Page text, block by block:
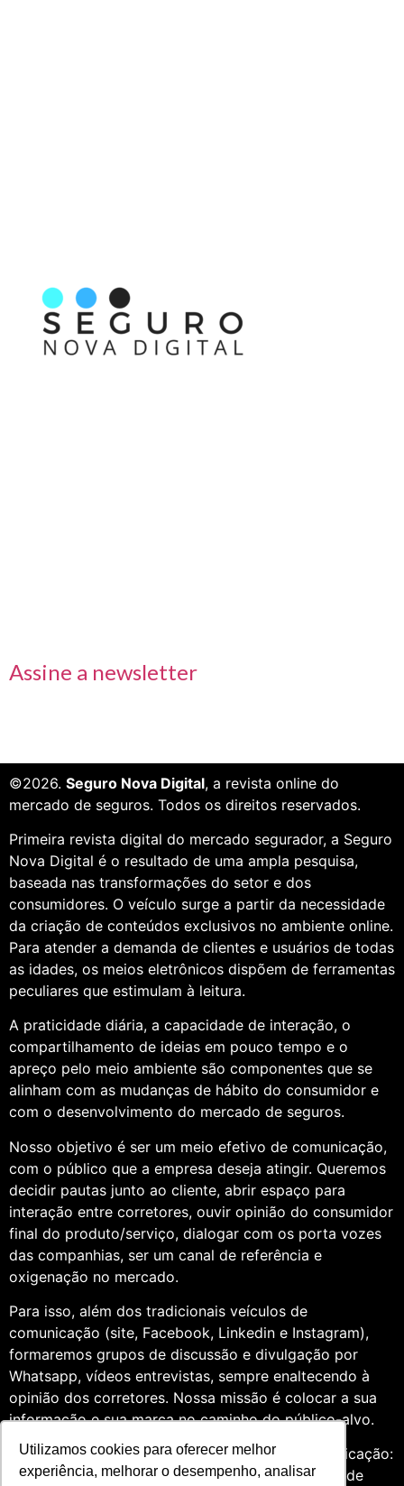
Utilizamos cookies para oferecer melhor
experiência, melhorar o desempenho, analisar
Assine a newsletter
©2026. Seguro Nova Digital, a revista online do
mercado de seguros. Todos os direitos reservados.
Primeira revista digital do mercado segurador, a Seguro
Nova Digital é o resultado de uma ampla pesquisa,
baseada nas transformações do setor e dos
consumidores. O veículo surge a partir da necessidade
da criação de conteúdos exclusivos no ambiente online.
Para atender a demanda de clientes e usuários de todas
as idades, os meios eletrônicos dispõem de ferramentas
peculiares que estimulam à leitura.
A praticidade diária, a capacidade de interação, o
compartilhamento de ideias em pouco tempo e o
apreço pelo meio ambiente são componentes que se
alinham com as mudanças de hábito do consumidor e
com o desenvolvimento do mercado de seguros.
Nosso objetivo é ser um meio efetivo de comunicação,
com o público que a empresa deseja atingir. Queremos
decidir pautas junto ao cliente, abrir espaço para
interação entre corretores, ouvir opinião do consumidor
final do produto/serviço, dialogar com os porta vozes
das companhias, ser um canal de referência e
oxigenação no mercado.
Para isso, além dos tradicionais veículos de
comunicação (site, Facebook, Linkedin e Instagram),
formaremos grupos de discussão e divulgação por
Whatsapp, vídeos entrevistas, sempre enaltecendo à
opinião dos corretores. Nossa missão é colocar a sua
informação e sua marca no caminho do público-alvo.
Somos profissionais formados na área de comunicação:
Jornalismo e Relações Públicas. Assim, por meio de